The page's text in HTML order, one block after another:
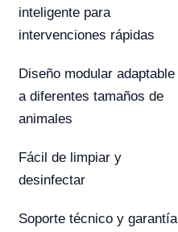
inteligente para
intervenciones rápidas
Diseño modular adaptable
a diferentes tamaños de
animales
Fácil de limpiar y
desinfectar
Soporte técnico y garantía